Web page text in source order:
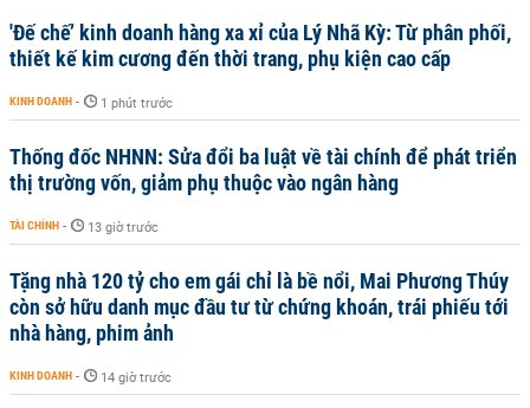
'Đế chế’ kinh doanh hàng xa xỉ của Lý Nhã Kỳ: Từ phân phối,
thiết kế kim cương đến thời trang, phụ kiện cao cấp
KINH DOANH - 1 phút trước
Thống đốc NHNN: Sửa đổi ba luật về tài chính để phát triển
thị trường vốn, giảm phụ thuộc vào ngân hàng
TÀI CHÍNH - 13 giờ trước
Tặng nhà 120 tỷ cho em gái chỉ là bề nổi, Mai Phương Thúy
còn sở hữu danh mục đầu tư từ chứng khoán, trái phiếu tới
nhà hàng, phim ảnh
KINH DOANH - 14 giờ trước